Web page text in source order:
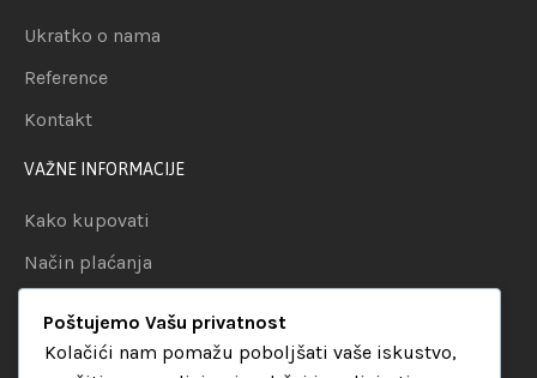
Ukratko o nama
Reference
Kontakt
VAŽNE INFORMACIJE
Kako kupovati
Način plaćanja
Politika privatnosti
Poštujemo Vašu privatnost
Kolačići nam pomažu poboljšati vaše iskustvo,